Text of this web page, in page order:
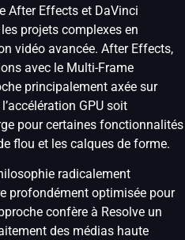
After Effects et DaVinci
projets complexes en
vidéo avancée. After Effects,
avec le Multi-Frame
principalement axée sur
GPU soit
pour certaines fonctionnalités
flou et les calques de forme.
radicalement
profondément optimisée pour
confère à Resolve un
des médias haute